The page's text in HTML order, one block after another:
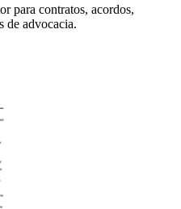
para contratos, acordos,
de advocacia.